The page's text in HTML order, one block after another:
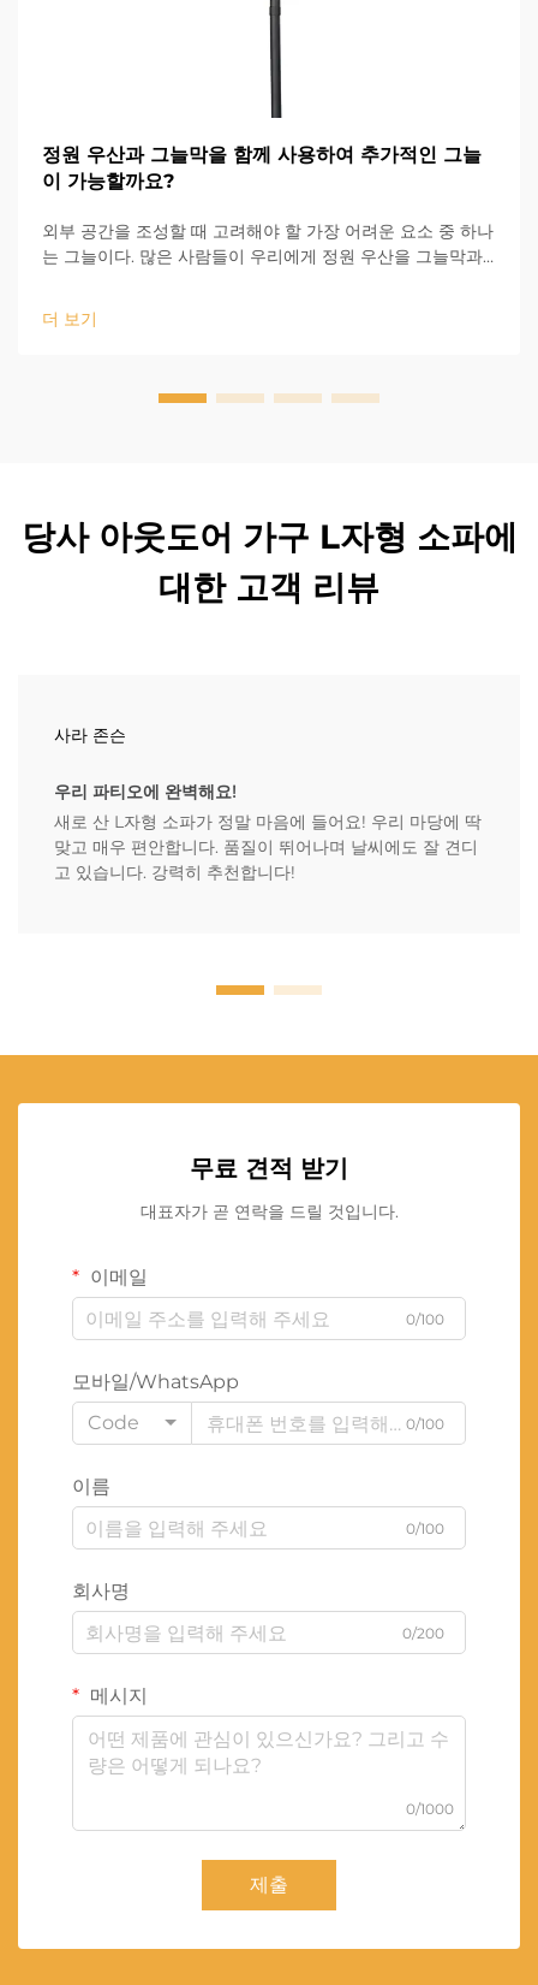
정원 우산과 그늘막을 함께 사용하여 추가적인 그늘
이 가능할까요?
외부 공간을 조성할 때 고려해야 할 가장 어려운 요소 중 하나
는 그늘이다. 많은 사람들이 우리에게 정원 우산을 그늘막과
가능하다! 야외 테라스 우산은 이동과 조절이 간편하기 때문
에 잘 맞...
더 보기
당사 아웃도어 가구 L자형 소파에
대한 고객 리뷰
사라 존슨
우리 파티오에 완벽해요!
새로 산 L자형 소파가 정말 마음에 들어요! 우리 마당에 딱
맞고 매우 편안합니다. 품질이 뛰어나며 날씨에도 잘 견디
고 있습니다. 강력히 추천합니다!
무료 견적 받기
대표자가 곧 연락을 드릴 것입니다.
이메일
0/100
모바일/WhatsApp
Code
0/100
이름
0/100
회사명
0/200
메시지
0/1000
제출